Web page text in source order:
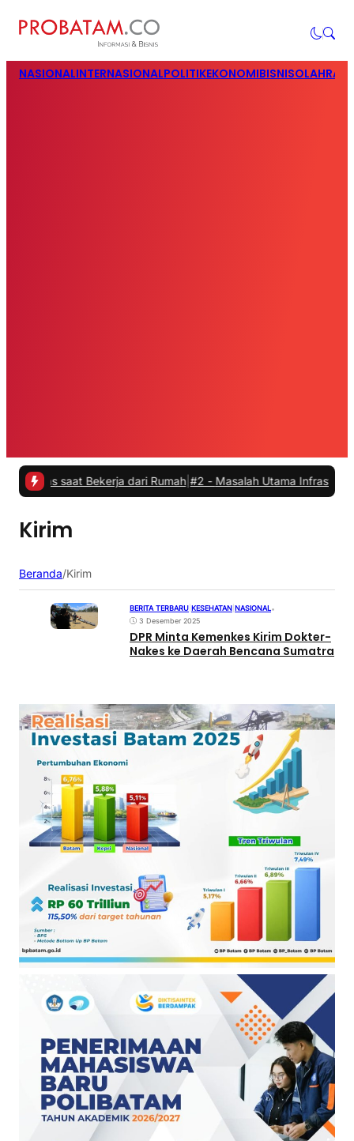
NASIONALINTERNASIONALPOLITIKEKONOMIBISNIS
saat Bekerja dari Rumah|#2 -Masalah Utama Infrastruktur
Kirim
Beranda/Kirim
BERITA TERBARU KESEHATAN NASIONAL•
3 Desember 2025
DPR Minta Kemenkes Kirim Dokter-
Nakes ke Daerah Bencana Sumatra